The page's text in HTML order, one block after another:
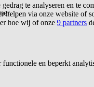
te analyseren en te
helpen via onze website of
hoe wij of onze 9 partners
en beperkt